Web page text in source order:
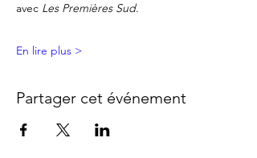
avec Les Premières Sud.
En lire plus >
Partager cet événement